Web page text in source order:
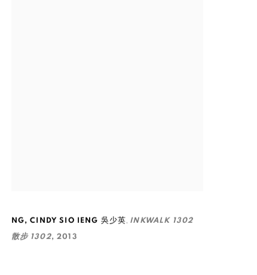
NG,CINDY SIO IENG 吳少英 INKWALK 1302
散步 1302,2013